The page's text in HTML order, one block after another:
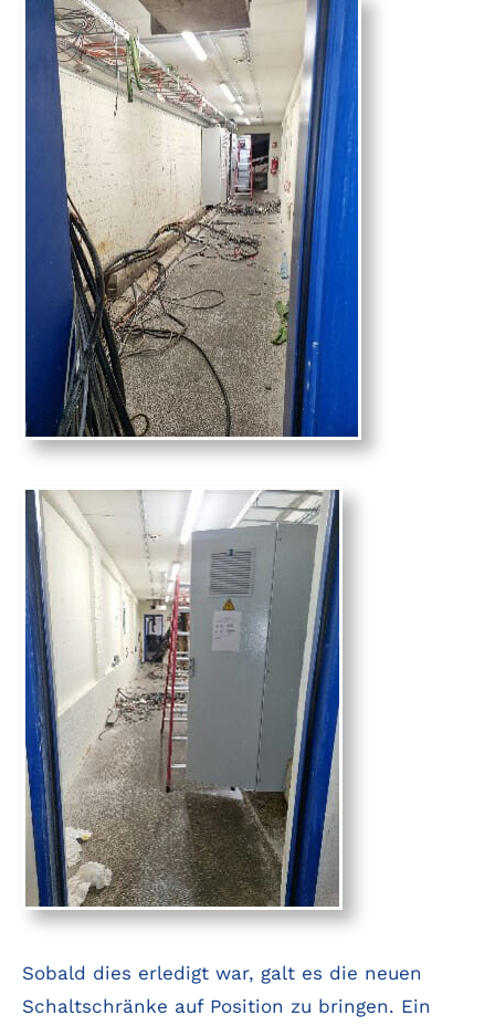
Sobald dies erledigt war, galt es die neuen
Schaltschränke auf Position zu bringen. Ein